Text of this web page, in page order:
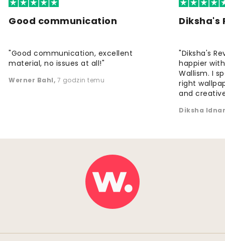
Good communication
"Good communication, excellent
material, no issues at all!"
Werner Bahl, 7 godzin temu
Diksha's
"Diksha's
happier
Wallism. I
right
and
Diksha